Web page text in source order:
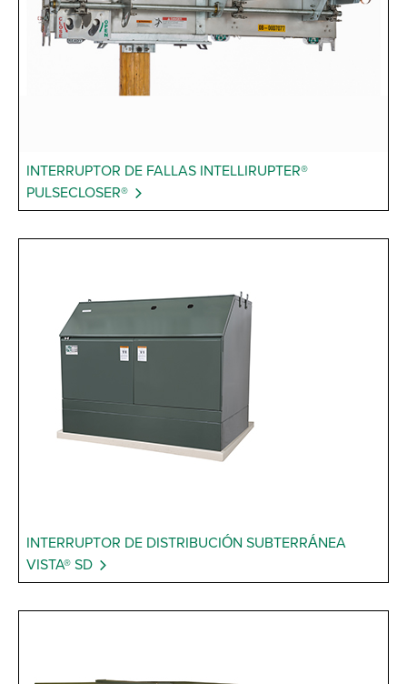
INTERRUPTOR DE FALLAS INTELLIRUPTER®
PULSECLOSER®
INTERRUPTOR DE DISTRIBUCIÓN SUBTERRÁNEA
VISTA® SD